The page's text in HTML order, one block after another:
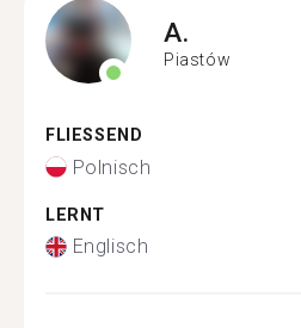
A.
Piastów
FLIESSEND
Polnisch
LERNT
Englisch